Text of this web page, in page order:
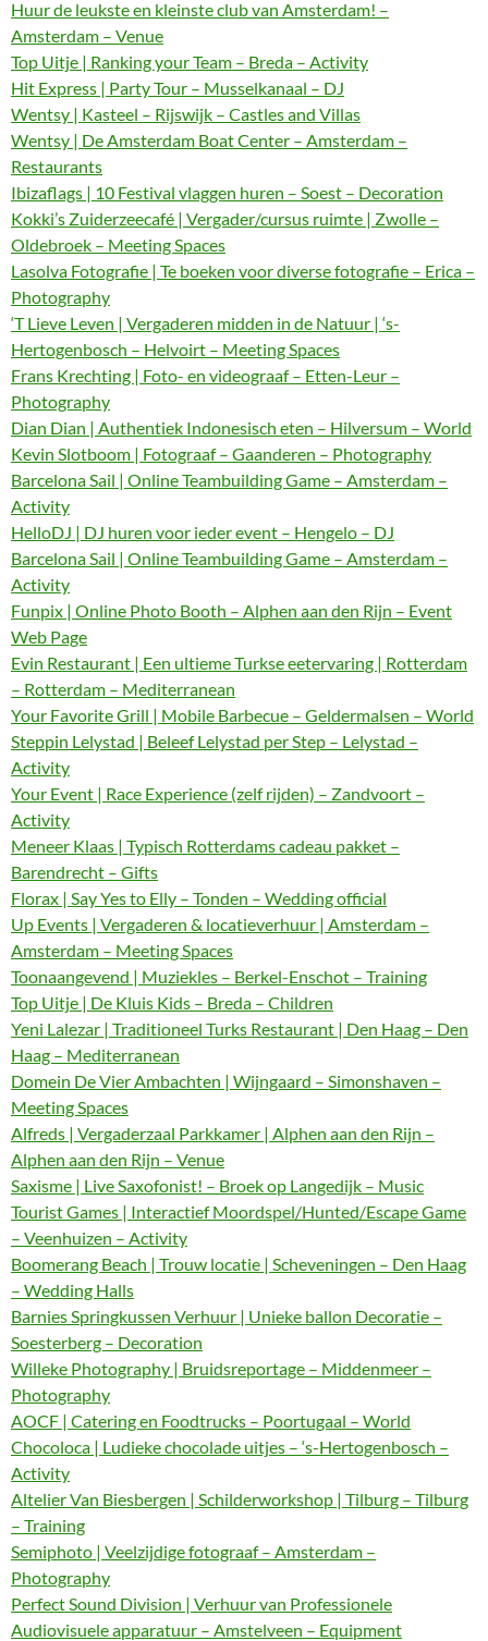
Huur de leukste en kleinste club van Amsterdam! –
Amsterdam – Venue
Top Uitje | Ranking your Team – Breda – Activity
Hit Express | Party Tour – Musselkanaal – DJ
Wentsy | Kasteel – Rijswijk – Castles and Villas
Wentsy | De Amsterdam Boat Center – Amsterdam –
Restaurants
Ibizaflags | 10 Festival vlaggen huren – Soest – Decoration
Kokki’s Zuiderzeecafé | Vergader/cursus ruimte | Zwolle –
Oldebroek – Meeting Spaces
Lasolva Fotografie | Te boeken voor diverse fotografie – Erica –
Photography
‘T Lieve Leven | Vergaderen midden in de Natuur | ‘s-
Hertogenbosch – Helvoirt – Meeting Spaces
Frans Krechting | Foto- en videograaf – Etten-Leur –
Photography
Dian Dian | Authentiek Indonesisch eten – Hilversum – World
Kevin Slotboom | Fotograaf – Gaanderen – Photography
Barcelona Sail | Online Teambuilding Game – Amsterdam –
Activity
HelloDJ | DJ huren voor ieder event – Hengelo – DJ
Barcelona Sail | Online Teambuilding Game – Amsterdam –
Activity
Funpix | Online Photo Booth – Alphen aan den Rijn – Event
Web Page
Evin Restaurant | Een ultieme Turkse eetervaring | Rotterdam
– Rotterdam – Mediterranean
Your Favorite Grill | Mobile Barbecue – Geldermalsen – World
Steppin Lelystad | Beleef Lelystad per Step – Lelystad –
Activity
Your Event | Race Experience (zelf rijden) – Zandvoort –
Activity
Meneer Klaas | Typisch Rotterdams cadeau pakket –
Barendrecht – Gifts
Florax | Say Yes to Elly – Tonden – Wedding official
Up Events | Vergaderen & locatieverhuur | Amsterdam –
Amsterdam – Meeting Spaces
Toonaangevend | Muziekles – Berkel-Enschot – Training
Top Uitje | De Kluis Kids – Breda – Children
Yeni Lalezar | Traditioneel Turks Restaurant | Den Haag – Den
Haag – Mediterranean
Domein De Vier Ambachten | Wijngaard – Simonshaven –
Meeting Spaces
Alfreds | Vergaderzaal Parkkamer | Alphen aan den Rijn –
Alphen aan den Rijn – Venue
Saxisme | Live Saxofonist! – Broek op Langedijk – Music
Tourist Games | Interactief Moordspel/Hunted/Escape Game
– Veenhuizen – Activity
Boomerang Beach | Trouw locatie | Scheveningen – Den Haag
– Wedding Halls
Barnies Springkussen Verhuur | Unieke ballon Decoratie –
Soesterberg – Decoration
Willeke Photography | Bruidsreportage – Middenmeer –
Photography
AOCF | Catering en Foodtrucks – Poortugaal – World
Chocoloca | Ludieke chocolade uitjes – ‘s-Hertogenbosch –
Activity
Altelier Van Biesbergen | Schilderworkshop | Tilburg – Tilburg
– Training
Semiphoto | Veelzijdige fotograaf – Amsterdam –
Photography
Perfect Sound Division | Verhuur van Professionele
Audiovisuele apparatuur – Amstelveen – Equipment